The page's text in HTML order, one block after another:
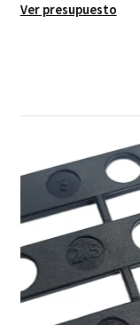
Ver presupuesto